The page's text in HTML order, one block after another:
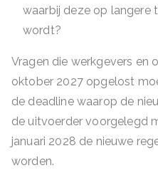
waarbij deze op langere
wordt?
Vragen die werkgevers en
oktober 2027 opgelost
de deadline waarop de
de uitvoerder voorgelegd
januari 2028 de nieuwe
worden.